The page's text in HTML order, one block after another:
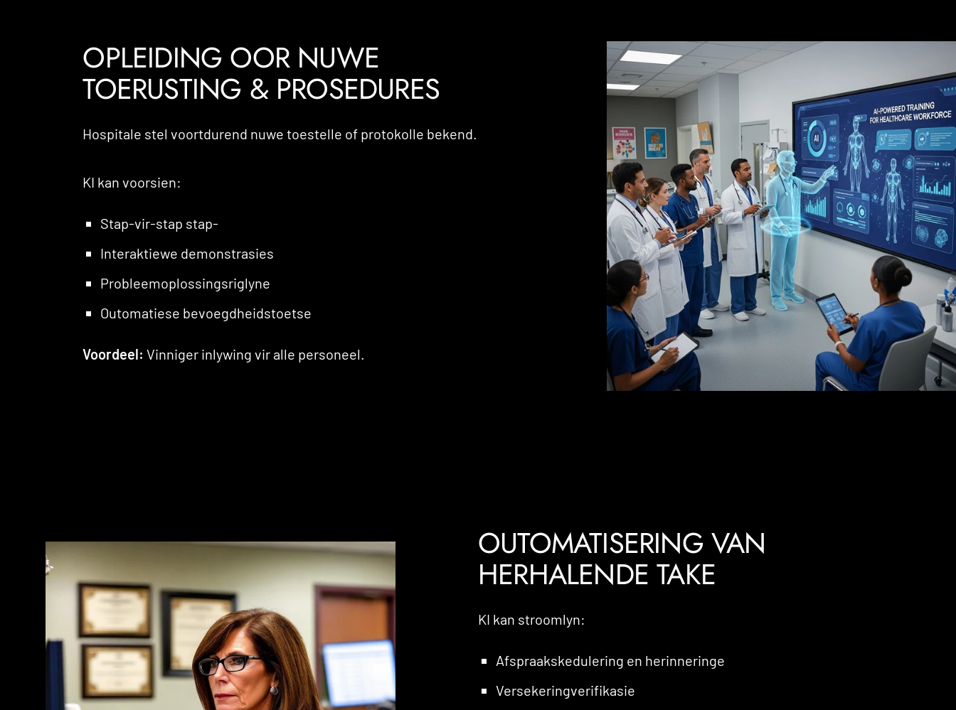
OPLEIDING OOR NUWE
TOERUSTING & PROSEDURES
Hospitale stel voortdurend nuwe toestelle of protokolle bekend.
KI kan voorsien:
Stap-vir-stap stap-
Interaktiewe demonstrasies
Probleemoplossingsriglyne
Outomatiese bevoegdheidstoetse
Voordeel: Vinniger inlywing vir alle personeel.
OUTOMATISERING VAN
HERHALENDE TAKE
KI kan stroomlyn:
Afspraakskedulering en herinneringe
Versekeringverifikasie